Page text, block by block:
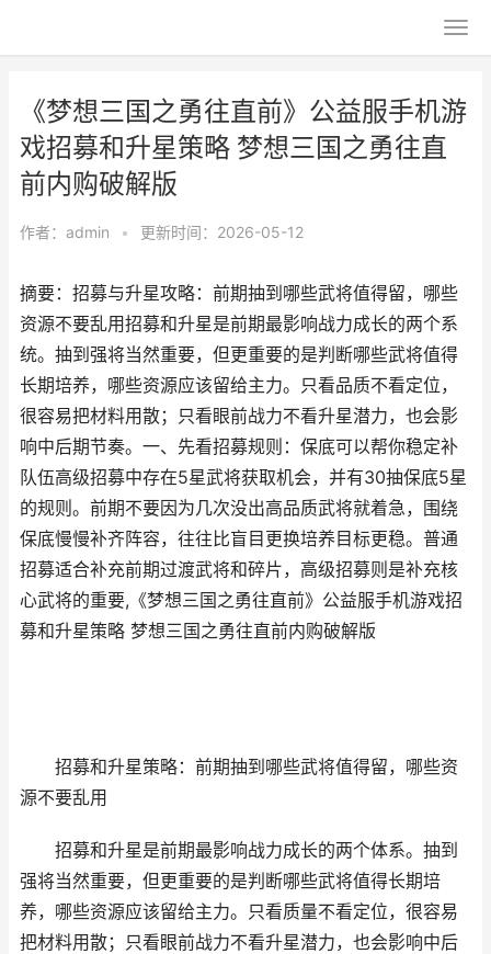
《梦想三国之勇往直前》公益服手机游
戏招募和升星策略 梦想三国之勇往直
前内购破解版
作者： admin • 更新时间：2026-05-12
摘要：招募与升星攻略：前期抽到哪些武将值得留，哪些
资源不要乱用招募和升星是前期最影响战力成长的两个系
统。抽到强将当然重要，但更重要的是判断哪些武将值得
长期培养，哪些资源应该留给主力。只看品质不看定位，
很容易把材料用散；只看眼前战力不看升星潜力，也会影
响中后期节奏。一、先看招募规则：保底可以帮你稳定补
队伍高级招募中存在5星武将获取机会，并有30抽保底5星
的规则。前期不要因为几次没出高品质武将就着急，围绕
保底慢慢补齐阵容，往往比盲目更换培养目标更稳。普通
招募适合补充前期过渡武将和碎片，高级招募则是补充核
心武将的重要,《梦想三国之勇往直前》公益服手机游戏招
募和升星策略 梦想三国之勇往直前内购破解版
招募和升星策略：前期抽到哪些武将值得留，哪些资
源不要乱用
招募和升星是前期最影响战力成长的两个体系。抽到
强将当然重要，但更重要的是判断哪些武将值得长期培
养，哪些资源应该留给主力。只看质量不看定位，很容易
把材料用散；只看眼前战力不看升星潜力，也会影响中后